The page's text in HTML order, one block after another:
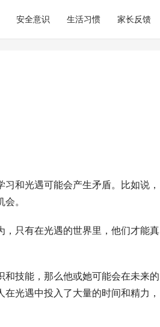
安全意识 生活习惯 家长反馈
和光遇可能会产生矛盾。比如说，
。
只有在光遇的世界里，他们才能真
技能，那么他或她可能会在未来的
光遇中投入了大量的时间和精力，